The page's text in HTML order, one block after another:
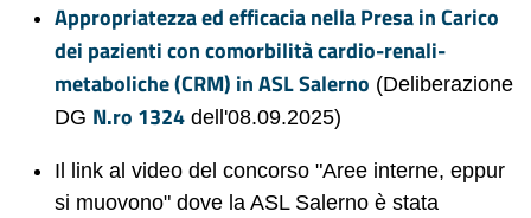
Appropriatezza ed efficacia nella Presa in Carico
dei pazienti con comorbilità cardio-renali-
metaboliche (CRM) in ASL Salerno (Deliberazione
DG N.ro 1324 dell'08.09.2025)
Il link al video del concorso "Aree interne, eppur
si muovono" dove la ASL Salerno è stata